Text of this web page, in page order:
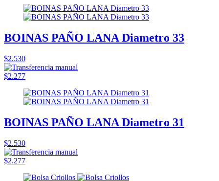
BOINAS PAÑO LANA Diametro 33
$2.530
$2.277
BOINAS PAÑO LANA Diametro 31
$2.530
$2.277